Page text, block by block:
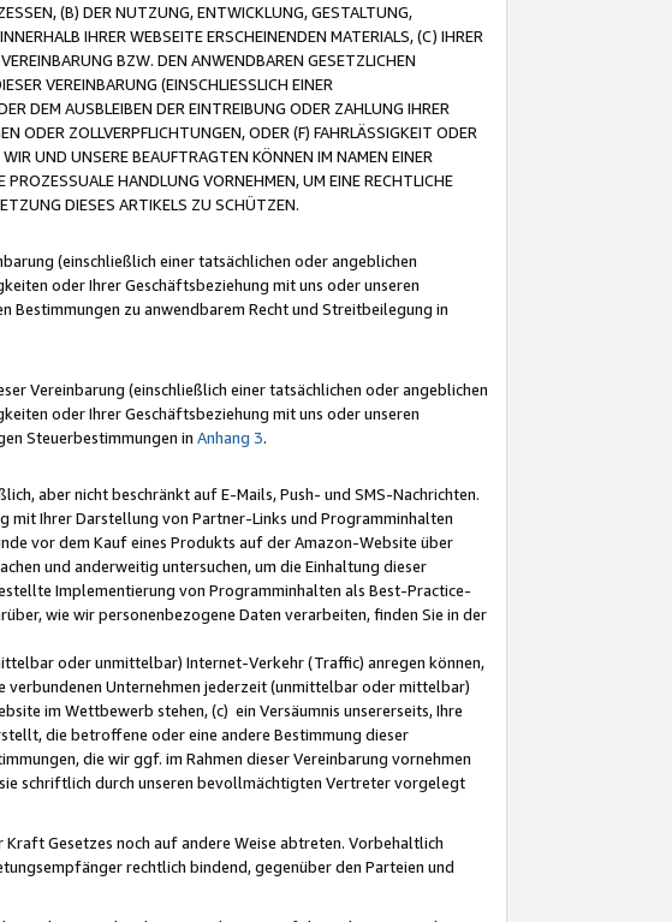
(B) DER NUTZUNG, ENTWICKLUNG, GESTALTUNG,
IHRER WEBSEITE ERSCHEINENDEN MATERIALS, (C) IHRER
BZW. DEN ANWENDBAREN GESETZLICHEN
VEREINBARUNG (EINSCHLIESSLICH EINER
DEM AUSBLEIBEN DER EINTREIBUNG ODER ZAHLUNG IHRER
ODER ZOLLVERPFLICHTUNGEN, ODER (F) FAHRLÄSSIGKEIT ODER
UND UNSERE BEAUFTRAGTEN KÖNNEN IM NAMEN EINER
HANDLUNG VORNEHMEN, UM EINE RECHTLICHE
DIESES ARTIKELS ZU SCHÜTZEN.
(einschließlich einer tatsächlichen oder angeblichen
oder Ihrer Geschäftsbeziehung mit uns oder unseren
Bestimmungen zu anwendbarem Recht und Streitbeilegung in
Vereinbarung (einschließlich einer tatsächlichen oder angeblichen
oder Ihrer Geschäftsbeziehung mit uns oder unseren
Steuerbestimmungen in Anhang 3.
aber nicht beschränkt auf E-Mails, Push- und SMS-Nachrichten.
mit Ihrer Darstellung von Partner-Links und Programminhalten
vor dem Kauf eines Produkts auf der Amazon-Website über
und anderweitig untersuchen, um die Einhaltung dieser
Implementierung von Programminhalten als Best-Practice-
wie wir personenbezogene Daten verarbeiten, finden Sie in der
oder unmittelbar) Internet-Verkehr (Traffic) anregen können,
verbundenen Unternehmen jederzeit (unmittelbar oder mittelbar)
im Wettbewerb stehen, (c) ein Versäumnis unsererseits, Ihre
die betroffene oder eine andere Bestimmung dieser
die wir ggf. im Rahmen dieser Vereinbarung vornehmen
schriftlich durch unseren bevollmächtigten Vertreter vorgelegt
Gesetzes noch auf andere Weise abtreten. Vorbehaltlich
rechtlich bindend, gegenüber den Parteien und